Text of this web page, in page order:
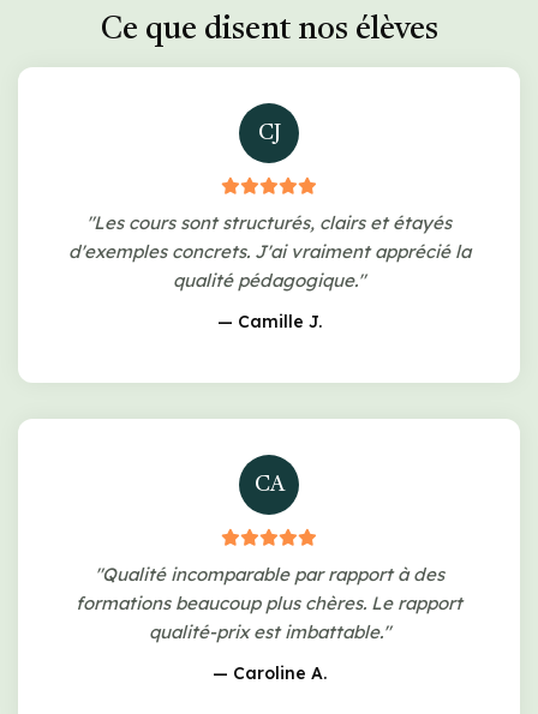
Ce que disent nos élèves
CJ
"Les cours sont structurés, clairs et étayés
d'exemples concrets. J'ai vraiment apprécié la
qualité pédagogique."
— Camille J.
CA
"Qualité incomparable par rapport à des
formations beaucoup plus chères. Le rapport
qualité-prix est imbattable."
— Caroline A.